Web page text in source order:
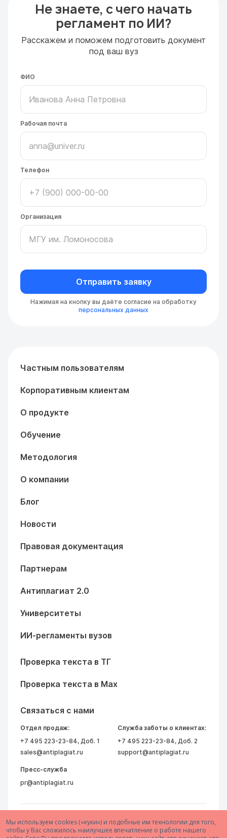
Мы используем cookies («куки») и подобные им технологии для того,
чтобы у Вас сложилось наилучшее впечатление о работе нашего
Не знаете, с чего начать
регламент по ИИ?
Расскажем и поможем подготовить документ
под ваш вуз
ФИО
Рабочая почта
Телефон
Организация
Отправить заявку
Нажимая на кнопку вы даёте согласие на обработку
персональных данных
Частным пользователям
Корпоративным клиентам
О продукте
Обучение
Методология
О компании
Блог
Новости
Правовая документация
Партнерам
Антиплагиат 2.0
Университеты
ИИ-регламенты вузов
Проверка текста в ТГ
Проверка текста в Max
Связаться с нами
Отдел продаж:
+7 495 223-23-84, Доб. 1
sales@antiplagiat.ru
Служба заботы о клиентах:
+7 495 223-23-84, Доб. 2
support@antiplagiat.ru
Пресс-служба
pr@antiplagiat.ru